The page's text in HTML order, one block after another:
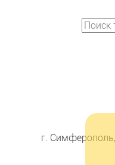
г. Симферополь,